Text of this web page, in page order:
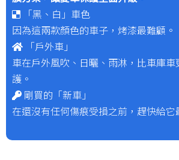
「黑、白」車色
因為這兩款顏色的車子，烤漆最難顧。
「戶外車」
車在戶外風吹、日曬、雨淋，比車庫
護。
剛買的「新車」
在還沒有任何傷痕受損之前，趕快給它